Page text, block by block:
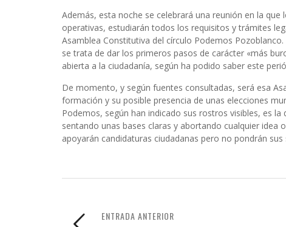
Además, esta noche se celebrará una reunión en la
operativas, estudiarán todos los requisitos y trámites
Asamblea Constitutiva del círculo Podemos
se trata de dar los primeros pasos de carácter «más
abierta a la ciudadanía, según ha podido saber este
De momento, y según fuentes consultadas, será esa
formación y su posible presencia de unas elecciones
Podemos, según han indicado sus rostros visibles, es
sentando unas bases claras y abortando cualquier
apoyarán candidaturas ciudadanas pero no pondrán
ENTRADA ANTERIOR